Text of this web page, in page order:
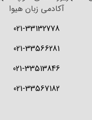
آکادمی زبان هیوا
021-33132778
021-33566281
021-33513846
021-33567182